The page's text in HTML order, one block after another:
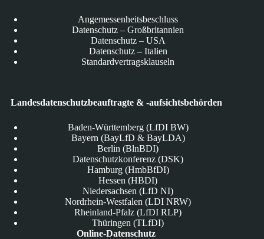
Angemessenheitsbeschluss
Datenschutz – Großbritannien
Datenschutz – USA
Datenschutz – Italien
Standardvertragsklauseln
Landesdatenschutzbeauftragte & -aufsichtsbehörden
Baden-Württemberg (LfDI BW)
Bayern (BayLfD & BayLDA)
Berlin (BlnBDI)
Datenschutzkonferenz (DSK)
Hamburg (HmbBfDI)
Hessen (HBDI)
Niedersachsen (LfD NI)
Nordrhein-Westfalen (LDI NRW)
Rheinland-Pfalz (LfDI RLP)
Thüringen (TLfDI)
Online-Datenschutz